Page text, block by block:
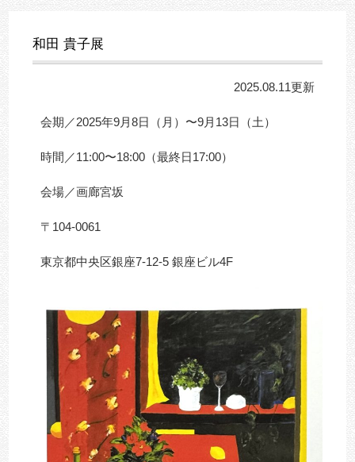
和田 貴子展
2025.08.11更新
会期／2025年9月8日（月）〜9月13日（土）
時間／11:00〜18:00（最終日17:00）
会場／画廊宮坂
〒104-0061
東京都中央区銀座7-12-5 銀座ビル4F